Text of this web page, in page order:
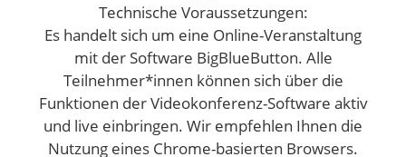
Technische Voraussetzungen:
Es handelt sich um eine Online-Veranstaltung
mit der Software BigBlueButton. Alle
Teilnehmer*innen können sich über die
Funktionen der Videokonferenz-Software aktiv
und live einbringen. Wir empfehlen Ihnen die
Nutzung eines Chrome-basierten Browsers.